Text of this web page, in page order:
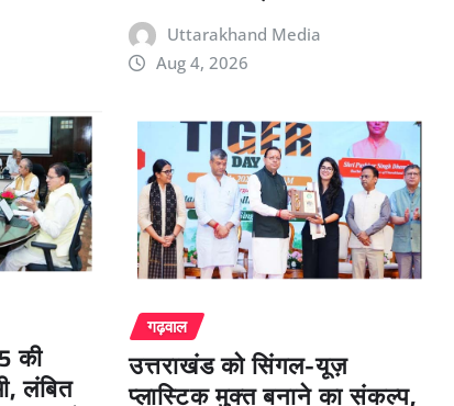
Uttarakhand Media
Aug 4, 2026
की
लंबित
गढ़वाल
उत्तराखंड को सिंगल-यूज़
प्लास्टिक मुक्त बनाने का संकल्प,